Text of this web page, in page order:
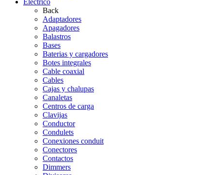
Electrico
Back
Adaptadores
Apagadores
Balastros
Bases
Baterias y cargadores
Botes integrales
Cable coaxial
Cables
Cajas y chalupas
Canaletas
Centros de carga
Clavijas
Conductor
Condulets
Conexiones conduit
Conectores
Contactos
Dimmers